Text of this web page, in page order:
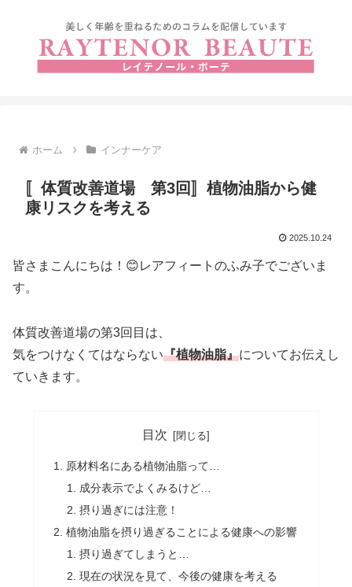
ホーム インナーケア
〚体質改善道場 第3回〛植物油脂から健
康リスクを考える
2025.10.24
皆さまこんにちは！😊レアフィートのふみ子でございま
す。
体質改善道場の第3回目は、
気をつけなくてはならない『植物油脂』についてお伝えし
ていきます。
目次
原材料名にある植物油脂って…
成分表示でよくみるけど…
摂り過ぎには注意！
植物油脂を摂り過ぎることによる健康への影響
摂り過ぎてしまうと…
現在の状況を見て、今後の健康を考える